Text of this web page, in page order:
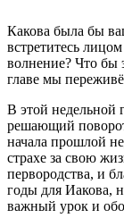
Какова была бы
встретитесь
волнение? Что бы
главе мы
В этой недельной
решающий
начала прошлой
страхе за свою
первородства, и
годы для Иакова,
важный урок и